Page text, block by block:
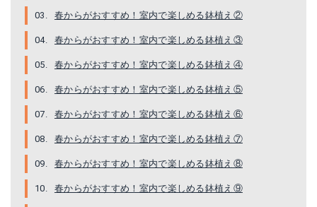
春からがおすすめ！室内で楽しめる鉢植え②
春からがおすすめ！室内で楽しめる鉢植え③
春からがおすすめ！室内で楽しめる鉢植え④
春からがおすすめ！室内で楽しめる鉢植え⑤
春からがおすすめ！室内で楽しめる鉢植え⑥
春からがおすすめ！室内で楽しめる鉢植え⑦
春からがおすすめ！室内で楽しめる鉢植え⑧
春からがおすすめ！室内で楽しめる鉢植え⑨